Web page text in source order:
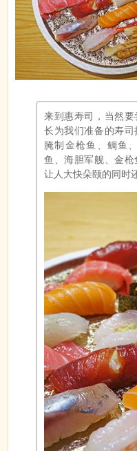
来到惠寿司，当然
长为我们准备的寿
腌制金枪鱼、鲷鱼
鱼、海胆军舰、金枪
让人大快朵颐的同时